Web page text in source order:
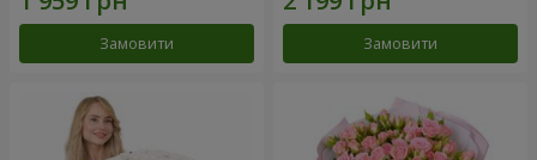
Замовити Замовити